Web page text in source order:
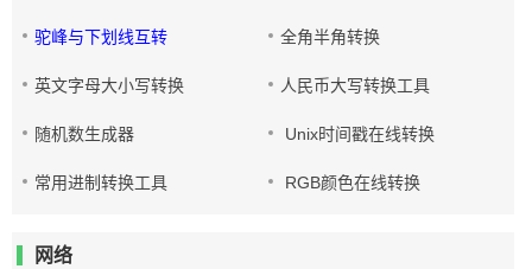
驼峰与下划线互转 全角半角转换
英文字母大小写转换 人民币大写转换工具
随机数生成器 Unix时间戳在线转换
常用进制转换工具 RGB颜色在线转换
网络